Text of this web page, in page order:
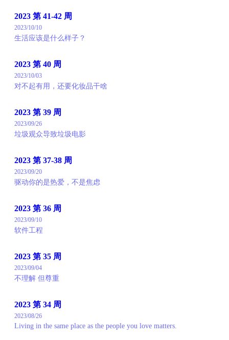
2023 第 41-42 周
2023/10/10
生活应该是什么样子？
2023 第 40 周
2023/10/03
对不起有用，还要化妆品干啥
2023 第 39 周
2023/09/26
垃圾观众导致垃圾电影
2023 第 37-38 周
2023/09/20
驱动你的是热爱，不是焦虑
2023 第 36 周
2023/09/10
软件工程
2023 第 35 周
2023/09/04
不理解 但尊重
2023 第 34 周
2023/08/26
Living in the same place as the people you love matters.